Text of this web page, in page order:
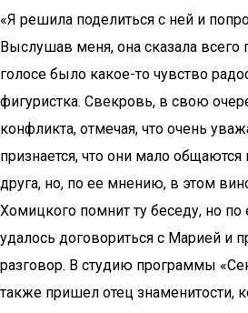
«Я решила поделиться с ней и
Выслушав меня, она сказала всего
голосе было какое-то чувство
фигуристка. Свекровь, в свою
конфликта, отмечая, что очень
признается, что они мало
друга, но, по ее мнению, в этом
Хомицкого помнит ту беседу, но
удалось договориться с Марией и
разговор. В студию программы
также пришел отец знаменитости,